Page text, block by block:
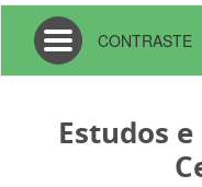
Toggle
navigation
CONTRASTE
Estudos e